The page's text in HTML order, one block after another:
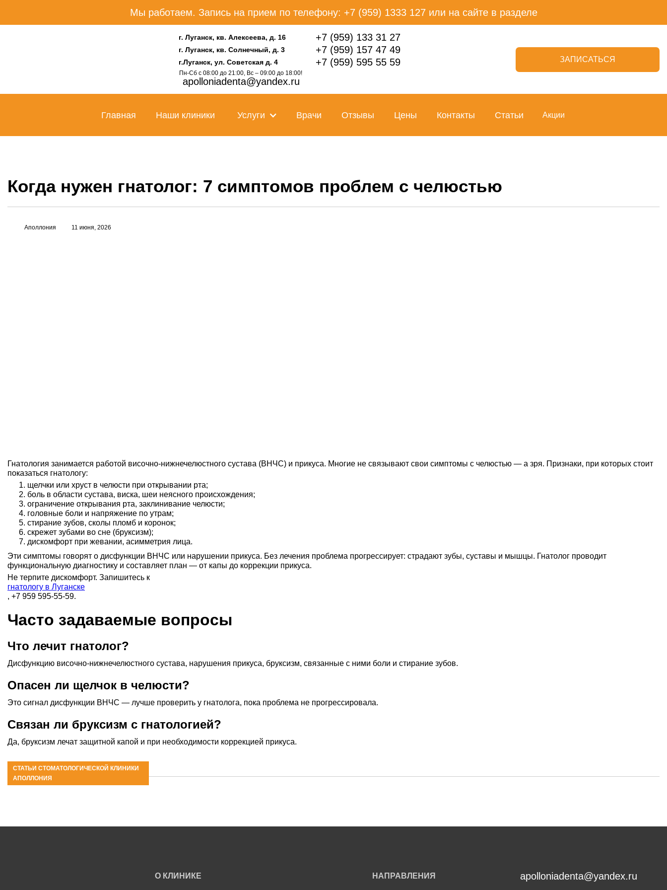
Мы работаем. Запись на прием по телефону: +7 (959) 1333 127 или на сайте в разделе
г. Луганск, кв. Алексеева, д. 16 +7 (959) 133 31 27
г. Луганск, кв. Солнечный, д. 3 +7 (959) 157 47 49
г.Луганск, ул. Советская д. 4 +7 (959) 595 55 59
Пн-Сб с 08:00 до 21:00, Вс – 09:00 до 18:00!
apolloniadenta@yandex.ru
ЗАПИСАТЬСЯ
Главная Наши клиники Услуги Врачи Отзывы Цены Контакты Статьи Акции
Когда нужен гнатолог: 7 симптомов проблем с челюстью
Аполлония 11 июня, 2026
Гнатология занимается работой височно-нижнечелюстного сустава (ВНЧС) и прикуса. Многие не связывают свои симптомы с челюстью — а зря. Признаки, при которых стоит
показаться гнатологу:
щелчки или хруст в челюсти при открывании рта;
боль в области сустава, виска, шеи неясного происхождения;
ограничение открывания рта, заклинивание челюсти;
головные боли и напряжение по утрам;
стирание зубов, сколы пломб и коронок;
скрежет зубами во сне (бруксизм);
дискомфорт при жевании, асимметрия лица.
Эти симптомы говорят о дисфункции ВНЧС или нарушении прикуса. Без лечения проблема прогрессирует: страдают зубы, суставы и мышцы. Гнатолог проводит
функциональную диагностику и составляет план — от капы до коррекции прикуса.
Не терпите дискомфорт. Запишитесь к
гнатологу в Луганске
, +7 959 595-55-59.
Часто задаваемые вопросы
Что лечит гнатолог?
Дисфункцию височно-нижнечелюстного сустава, нарушения прикуса, бруксизм, связанные с ними боли и стирание зубов.
Опасен ли щелчок в челюсти?
Это сигнал дисфункции ВНЧС — лучше проверить у гнатолога, пока проблема не прогрессировала.
Связан ли бруксизм с гнатологией?
Да, бруксизм лечат защитной капой и при необходимости коррекцией прикуса.
СТАТЬИ СТОМАТОЛОГИЧЕСКОЙ КЛИНИКИ
АПОЛЛОНИЯ
О КЛИНИКЕ НАПРАВЛЕНИЯ apolloniadenta@yandex.ru